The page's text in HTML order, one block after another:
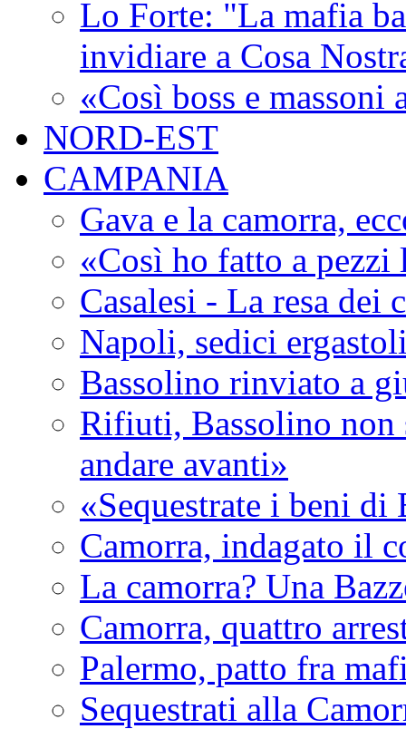
Lo Forte: "La mafia
invidiare a Cosa
«Così boss e massoni
NORD-EST
CAMPANIA
Gava e la camorra,
«Così ho fatto a pezzi
Casalesi - La resa dei
Napoli, sedici
Bassolino rinviato a
Rifiuti, Bassolino
andare avanti»
«Sequestrate i beni di
Camorra, indagato il
La camorra? Una
Camorra, quattro
Palermo, patto fra
Sequestrati alla